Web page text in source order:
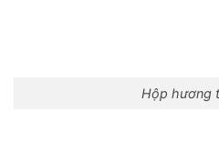
Hộp hương